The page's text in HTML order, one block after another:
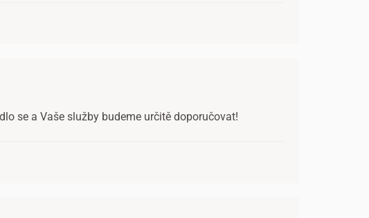
se a Vaše služby budeme určitě doporučovat!